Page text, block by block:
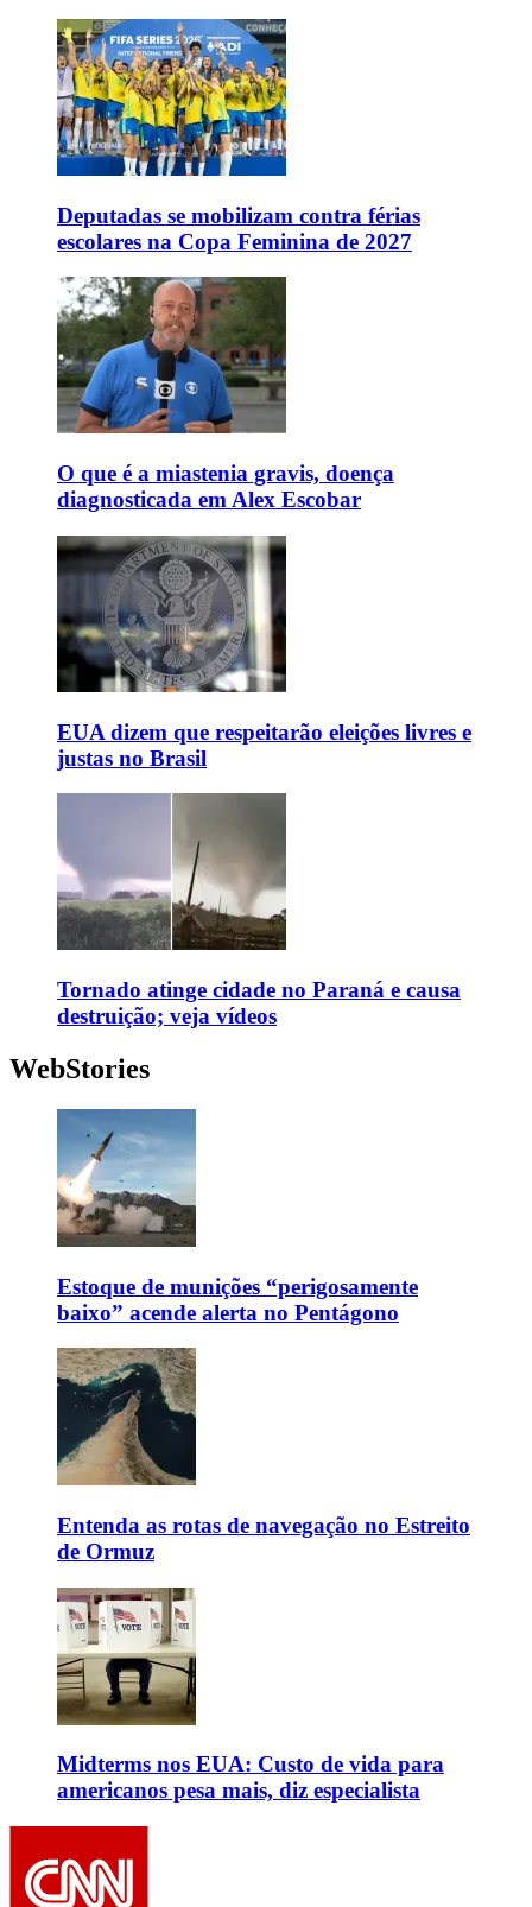
Deputadas se mobilizam contra férias
escolares na Copa Feminina de 2027
O que é a miastenia gravis, doença
diagnosticada em Alex Escobar
EUA dizem que respeitarão eleições livres e
justas no Brasil
Tornado atinge cidade no Paraná e causa
destruição; veja vídeos
WebStories
Estoque de munições “perigosamente
baixo” acende alerta no Pentágono
Entenda as rotas de navegação no Estreito
de Ormuz
Midterms nos EUA: Custo de vida para
americanos pesa mais, diz especialista